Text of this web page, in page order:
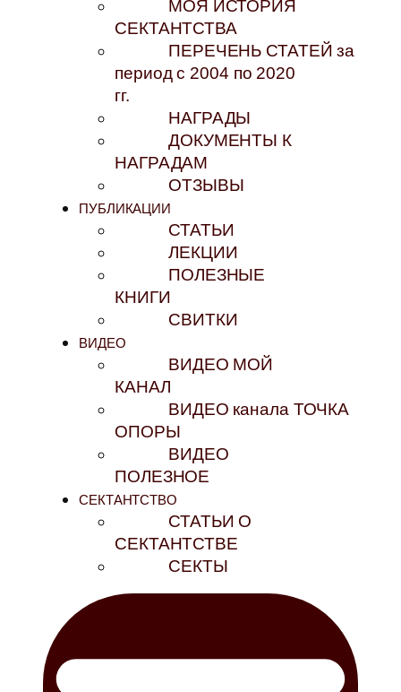
МОЯ ИСТОРИЯ
СЕКТАНТСТВА
ПЕРЕЧЕНЬ СТАТЕЙ за
период с 2004 по 2020
гг.
НАГРАДЫ
ДОКУМЕНТЫ К
НАГРАДАМ
ОТЗЫВЫ
ПУБЛИКАЦИИ
СТАТЬИ
ЛЕКЦИИ
ПОЛЕЗНЫЕ
КНИГИ
СВИТКИ
ВИДЕО
ВИДЕО МОЙ
КАНАЛ
ВИДЕО канала ТОЧКА
ОПОРЫ
ВИДЕО
ПОЛЕЗНОЕ
СЕКТАНТСТВО
СТАТЬИ О
СЕКТАНТСТВЕ
СЕКТЫ